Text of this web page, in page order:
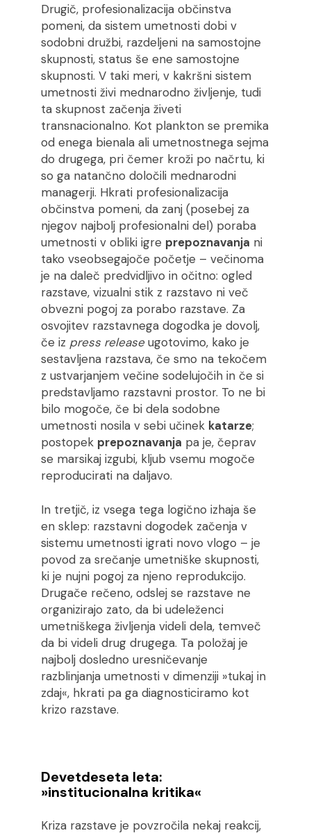
Drugič, profesionalizacija občinstva
pomeni, da sistem umetnosti dobi v
sodobni družbi, razdeljeni na samostojne
skupnosti, status še ene samostojne
skupnosti. V taki meri, v kakršni sistem
umetnosti živi mednarodno življenje, tudi
ta skupnost začenja živeti
transnacionalno. Kot plankton se premika
od enega bienala ali umetnostnega sejma
do drugega, pri čemer kroži po načrtu, ki
so ga natančno določili mednarodni
managerji. Hkrati profesionalizacija
občinstva pomeni, da zanj (posebej za
njegov najbolj profesionalni del) poraba
umetnosti v obliki igre prepoznavanja ni
tako vseobsegajoče početje – večinoma
je na daleč predvidljivo in očitno: ogled
razstave, vizualni stik z razstavo ni več
obvezni pogoj za porabo razstave. Za
osvojitev razstavnega dogodka je dovolj,
če iz press releaseugotovimo, kako je
sestavljena razstava, če smo na tekočem
z ustvarjanjem večine sodelujočih in če si
predstavljamo razstavni prostor. To ne bi
bilo mogoče, če bi dela sodobne
umetnosti nosila v sebi učinek katarze;
postopek prepoznavanja pa je, čeprav
se marsikaj izgubi, kljub vsemu mogoče
reproducirati na daljavo.
In tretjič, iz vsega tega logično izhaja še
en sklep: razstavni dogodek začenja v
sistemu umetnosti igrati novo vlogo – je
povod za srečanje umetniške skupnosti,
ki je nujni pogoj za njeno reprodukcijo.
Drugače rečeno, odslej se razstave ne
organizirajo zato, da bi udeleženci
umetniškega življenja videli dela, temveč
da bi videli drug drugega. Ta položaj je
najbolj dosledno uresničevanje
razblinjanja umetnosti v dimenziji »tukaj in
zdaj«, hkrati pa ga diagnosticiramo kot
krizo razstave.
Devetdeseta leta:
»institucionalna kritika«
Kriza razstave je povzročila nekaj reakcij,